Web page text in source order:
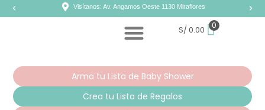
Visítanos: Av. Angamos Oeste 1130 Miraflores
S/ 0.00 0
Arma tu Lista de Baby Shower
Crea tu Lista de Regalos